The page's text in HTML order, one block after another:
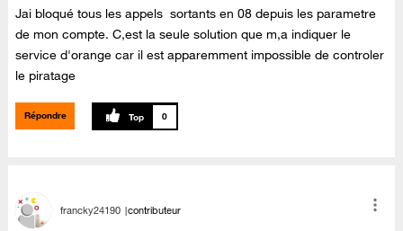
Jai bloqué tous les appels sortants en 08 depuis les parametre
de mon compte. C,est la seule solution que m,a indiquer le
service d'orange car il est apparemment impossible de controler
le piratage
Répondre 0
francky24190 contributeur